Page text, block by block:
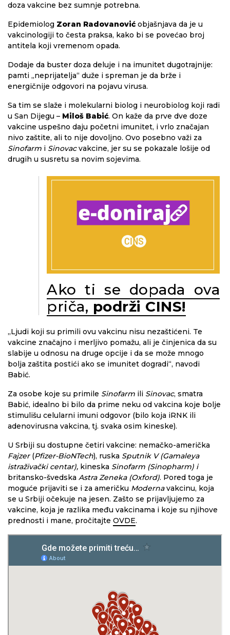
doza vakcine bez sumnje potrebna.
Epidemiolog Zoran Radovanović objašnjava da je u
vakcinologiji to česta praksa, kako bi se povećao broj
antitela koji vremenom opada.
Dodaje da buster doza deluje i na imunitet dugotrajnije:
pamti „neprijatelja“ duže i spreman je da brže i
energičnije odgovori na pojavu virusa.
Sa tim se slaže i molekularni biolog i neurobiolog koji radi
u San Dijegu – Miloš Babić. On kaže da prve dve doze
vakcine uspešno daju početni imunitet, i vrlo značajan
nivo zaštite, ali to nije dovoljno. Ovo posebno važi za
Sinofarm i Sinovacvakcine, jer su se pokazale lošije od
drugih u susretu sa novim sojevima.
Ako ti se dopada ova
priča, podrži CINS!
„Ljudi koji su primili ovu vakcinu nisu nezaštićeni. Te
vakcine značajno i merljivo pomažu, ali je činjenica da su
slabije u odnosu na druge opcije i da se može mnogo
bolja zaštita postići ako se imunitet dogradi“, navodi
Babić.
Za osobe koje su primile Sinofarm ili Sinovac, smatra
Babić, idealno bi bilo da prime neku od vakcina koje bolje
stimulišu celularni imuni odgovor (bilo koja iRNK ili
adenovirusna vakcina, tj. svaka osim kineske).
U Srbiji su dostupne četiri vakcine: nemačko-američka
Fajzer(Pfizer-BioNTech), ruska Sputnik V (Gamaleya
istraživački centar), kineska Sinofarm (Sinopharm) i
britansko-švedska Astra Zeneka (Oxford). Pored toga je
moguće prijaviti se i za američku Modernavakcinu, koja
se u Srbiji očekuje na jesen. Zašto se prijavljujemo za
vakcine, koja je razlika među vakcinama i koje su njihove
prednosti i mane, pročitajte OVDE.